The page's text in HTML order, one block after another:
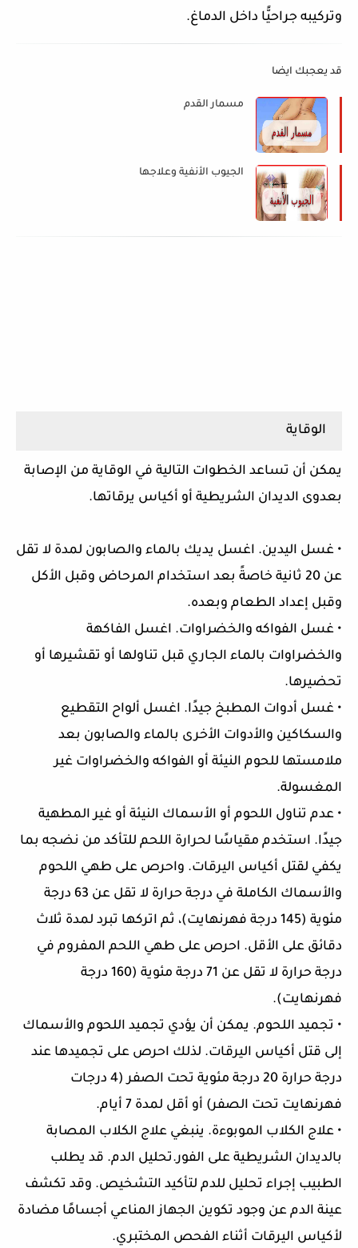
وتركيبه جراحيًّا داخل الدماغ.
قد يعجبك ايضا
مسمار القدم
الجيوب الأنفية وعلاجها
الوقاية
يمكن أن تساعد الخطوات التالية في الوقاية من الإصابة
بعدوى الديدان الشريطية أو أكياس يرقاتها.
• غسل اليدين. اغسل يديك بالماء والصابون لمدة لا تقل
عن 20 ثانية خاصةً بعد استخدام المرحاض وقبل الأكل
وقبل إعداد الطعام وبعده.
• غسل الفواكه والخضراوات. اغسل الفاكهة
والخضراوات بالماء الجاري قبل تناولها أو تقشيرها أو
تحضيرها.
• غسل أدوات المطبخ جيدًا. اغسل ألواح التقطيع
والسكاكين والأدوات الأخرى بالماء والصابون بعد
ملامستها للحوم النيئة أو الفواكه والخضراوات غير
المغسولة.
• عدم تناول اللحوم أو الأسماك النيئة أو غير المطهية
جيدًا. استخدم مقياسًا لحرارة اللحم للتأكد من نضجه بما
يكفي لقتل أكياس اليرقات. واحرص على طهي اللحوم
والأسماك الكاملة في درجة حرارة لا تقل عن 63 درجة
مئوية (145 درجة فهرنهايت)، ثم اتركها تبرد لمدة ثلاث
دقائق على الأقل. احرص على طهي اللحم المفروم في
درجة حرارة لا تقل عن 71 درجة مئوية (160 درجة
فهرنهايت).
• تجميد اللحوم. يمكن أن يؤدي تجميد اللحوم والأسماك
إلى قتل أكياس اليرقات. لذلك احرص على تجميدها عند
درجة حرارة 20 درجة مئوية تحت الصفر (4 درجات
فهرنهايت تحت الصفر) أو أقل لمدة 7 أيام.
• علاج الكلاب الموبوءة. ينبغي علاج الكلاب المصابة
بالديدان الشريطية على الفور.تحليل الدم. قد يطلب
الطبيب إجراء تحليل للدم لتأكيد التشخيص. وقد تكشف
عينة الدم عن وجود تكوين الجهاز المناعي أجسامًا مضادة
لأكياس اليرقات أثناء الفحص المختبري.